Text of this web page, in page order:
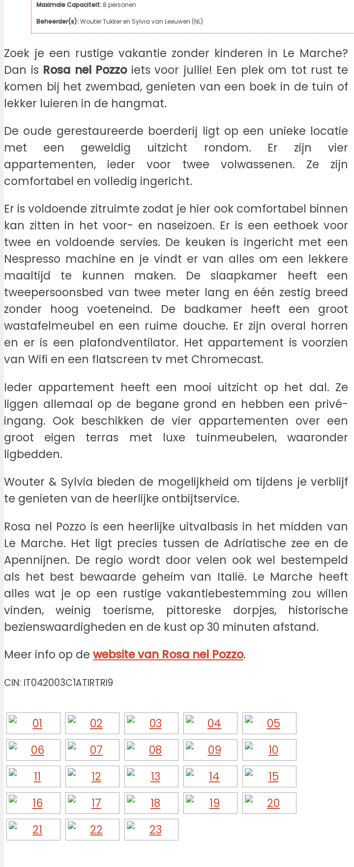
Maximale Capaciteit: 8 personen
Beheerder(s):Wouter Tukker en Sylvia van Leeuwen (NL)
Zoek je een rustige vakantie zonder kinderen in Le Marche?
Dan is Rosa nel Pozzoiets voor jullie! Een plek om tot rust te
komen bij het zwembad, genieten van een boek in de tuin of
lekker luieren in de hangmat.
De oude gerestaureerde boerderij ligt op een unieke locatie
met een geweldig uitzicht rondom. Er zijn vier
appartementen, ieder voor twee volwassenen. Ze zijn
comfortabel en volledig ingericht.
Er is voldoende zitruimte zodat je hier ook comfortabel binnen
kan zitten in het voor- en naseizoen. Er is een eethoek voor
twee en voldoende servies. De keuken is ingericht met een
Nespresso machine en je vindt er van alles om een lekkere
maaltijd te kunnen maken. De slaapkamer heeft een
tweepersoonsbed van twee meter lang en één zestig breed
zonder hoog voeteneind. De badkamer heeft een groot
wastafelmeubel en een ruime douche. Er zijn overal horren
en er is een plafondventilator. Het appartement is voorzien
van Wifi en een flatscreen tv met Chromecast.
Ieder appartement heeft een mooi uitzicht op het dal. Ze
liggen allemaal op de begane grond en hebben een privé-
ingang. Ook beschikken de vier appartementen over een
groot eigen terras met luxe tuinmeubelen, waaronder
ligbedden.
Wouter & Sylvia bieden de mogelijkheid om tijdens je verblijf
te genieten van de heerlijke ontbijtservice.
Rosa nel Pozzo is een heerlijke uitvalbasis in het midden van
Le Marche. Het ligt precies tussen de Adriatische zee en de
Apennijnen. De regio wordt door velen ook wel bestempeld
als het best bewaarde geheim van Italië. Le Marche heeft
alles wat je op een rustige vakantiebestemming zou willen
vinden, weinig toerisme, pittoreske dorpjes, historische
bezienswaardigheden en de kust op 30 minuten afstand.
Meer info op de website van Rosa nel Pozzo.
CIN: IT042003C1ATIRTRI9